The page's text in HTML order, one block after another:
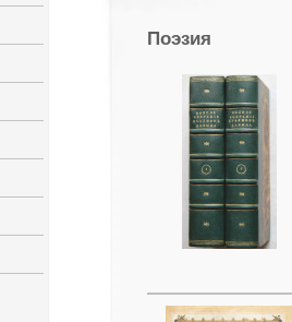
Поэзия